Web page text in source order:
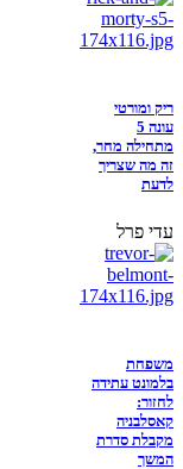
ריק ומורטי
עונה 5
מתחילה מחר,
זה מה שצריך
לדעת
עדי פרל
משפחת
בלמונט עתידה
לחזור:
קאסלבניה
מקבלת סדרת
המשך